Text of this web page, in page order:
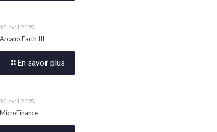
30 avril 2025
Arcano Earth III
En savoir plus
30 avril 2025
MicroFinance